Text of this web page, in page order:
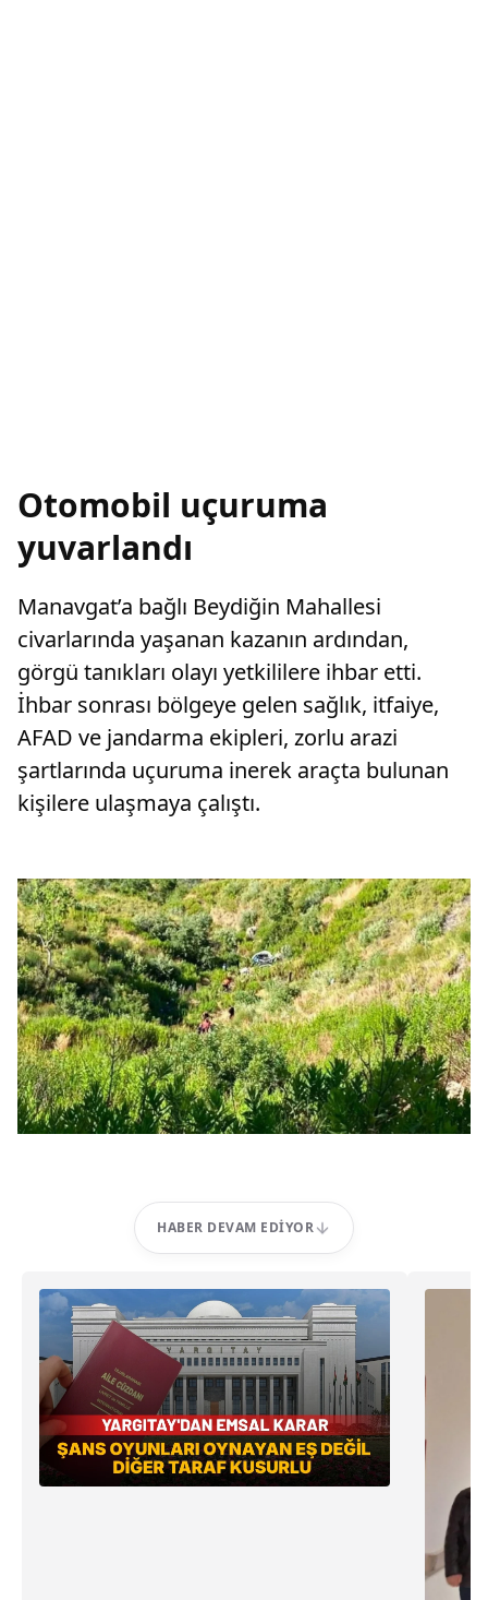
Otomobil uçuruma
yuvarlandı
Manavgat’a bağlı Beydiğin Mahallesi
civarlarında yaşanan kazanın ardından,
görgü tanıkları olayı yetkililere ihbar etti.
İhbar sonrası bölgeye gelen sağlık, itfaiye,
AFAD ve jandarma ekipleri, zorlu arazi
şartlarında uçuruma inerek araçta bulunan
kişilere ulaşmaya çalıştı.
HABER DEVAM EDIYOR